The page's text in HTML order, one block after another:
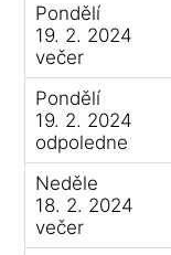
Pondělí
19. 2. 2024
večer
Pondělí
19. 2. 2024
odpoledne
Neděle
18. 2. 2024
večer